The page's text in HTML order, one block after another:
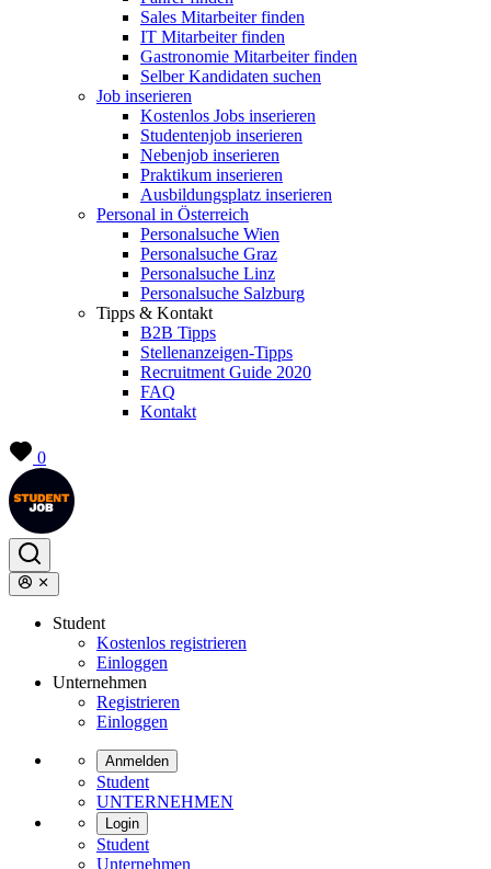
Sales Mitarbeiter finden
IT Mitarbeiter finden
Gastronomie Mitarbeiter finden
Selber Kandidaten suchen
Job inserieren
Kostenlos Jobs inserieren
Studentenjob inserieren
Nebenjob inserieren
Praktikum inserieren
Ausbildungsplatz inserieren
Personal in Österreich
Personalsuche Wien
Personalsuche Graz
Personalsuche Linz
Personalsuche Salzburg
Tipps & Kontakt
B2B Tipps
Stellenanzeigen-Tipps
Recruitment Guide 2020
FAQ
Kontakt
0
Student
Kostenlos registrieren
Einloggen
Unternehmen
Registrieren
Einloggen
Anmelden
Student
UNTERNEHMEN
Login
Student
Unternehmen